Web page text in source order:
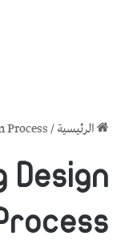
الرئيسية/
Process
Design